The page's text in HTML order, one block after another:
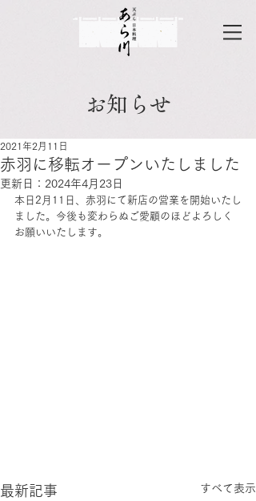
お知らせ
赤羽に移転オープンいたしました
2021年2月11日
更新日： 2024年4月23日
本日2月11日、赤羽にて新店の営業を開始いたし
ました。今後も変わらぬご愛顧のほどよろしく
お願いいたします。
最新記事 すべて表示